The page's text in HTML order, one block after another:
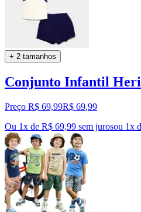
+ 2 tamanhos
Conjunto Infantil
Preço R$ 69,99R$ 69,99
Ou 1x de R$ 69,99 sem jurosou 1x